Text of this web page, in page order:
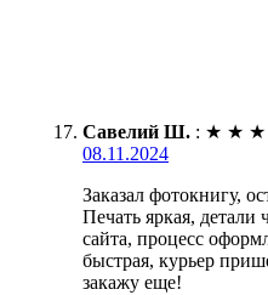
Савелий Ш. : ★ ★ ★
08.11.2024
Заказал фотокнигу,
Печать яркая,
сайта, процесс
быстрая, курьер
закажу еще!